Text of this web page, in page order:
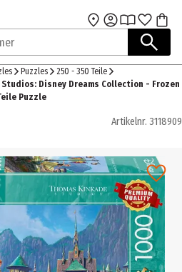
Zum Hauptinhalt
Puzzles
250 - 350 Teile
Disney Dreams Collection - Frozen
Puzzle
Artikelnr. 3118909